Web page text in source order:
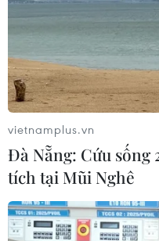
vietnamplus.vn
Đà Nẵng: Cứu sống
tích tại Mũi Nghê